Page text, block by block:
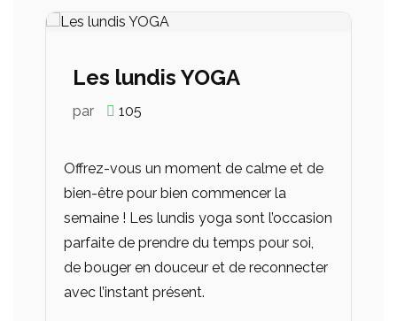
Les lundis YOGA
par 105
Offrez-vous un moment de calme et de
bien-être pour bien commencer la
semaine ! Les lundis yoga sont l’occasion
parfaite de prendre du temps pour soi,
de bouger en douceur et de reconnecter
avec l’instant présent.